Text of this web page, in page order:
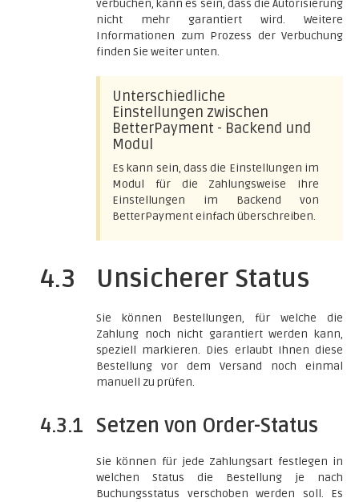
verbuchen, kann es sein, dass die Autorisierung
nicht mehr garantiert wird. Weitere
Informationen zum Prozess der Verbuchung
finden Sie weiter unten.
Unterschiedliche
Einstellungen zwischen
BetterPayment - Backend und
Modul
Es kann sein, dass die Einstellungen im
Modul für die Zahlungsweise Ihre
Einstellungen im Backend von
BetterPayment einfach überschreiben.
4.3 Unsicherer Status
Sie können Bestellungen, für welche die
Zahlung noch nicht garantiert werden kann,
speziell markieren. Dies erlaubt Ihnen diese
Bestellung vor dem Versand noch einmal
manuell zu prüfen.
4.3.1 Setzen von Order-Status
Sie können für jede Zahlungsart festlegen in
welchen Status die Bestellung je nach
Buchungsstatus verschoben werden soll. Es